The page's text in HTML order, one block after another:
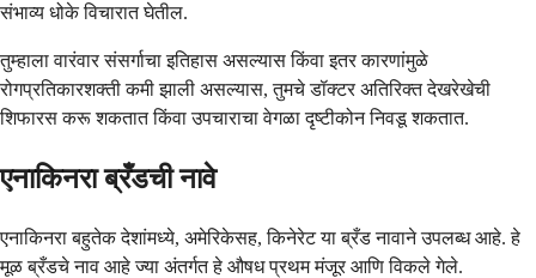
संभाव्य धोके विचारात घेतील.
तुम्हाला वारंवार संसर्गाचा इतिहास असल्यास किंवा इतर कारणांमुळे
रोगप्रतिकारशक्ती कमी झाली असल्यास, तुमचे डॉक्टर अतिरिक्त देखरेखेची
शिफारस करू शकतात किंवा उपचाराचा वेगळा दृष्टीकोन निवडू शकतात.
एनाकिनरा ब्रँडची नावे
एनाकिनरा बहुतेक देशांमध्ये, अमेरिकेसह, किनेरेट या ब्रँड नावाने उपलब्ध आहे. हे
मूळ ब्रँडचे नाव आहे ज्या अंतर्गत हे औषध प्रथम मंजूर आणि विकले गेले.